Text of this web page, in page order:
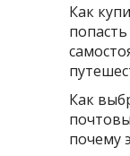
Как
Как
почему